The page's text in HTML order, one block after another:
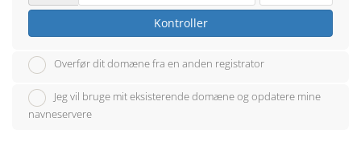
Kontroller
Overfør dit domæne fra en anden registrator
Jeg vil bruge mit eksisterende domæne og opdatere mine
navneservere